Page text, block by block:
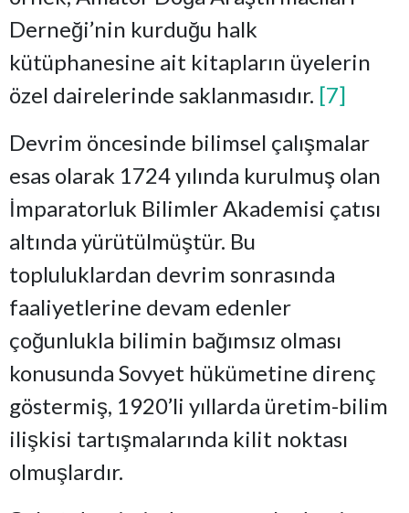
Derneği’nin kurduğu halk
kütüphanesine ait kitapların üyelerin
özel dairelerinde saklanmasıdır. [7]
Devrim öncesinde bilimsel çalışmalar
esas olarak 1724 yılında kurulmuş olan
İmparatorluk Bilimler Akademisi çatısı
altında yürütülmüştür. Bu
topluluklardan devrim sonrasında
faaliyetlerine devam edenler
çoğunlukla bilimin bağımsız olması
konusunda Sovyet hükümetine direnç
göstermiş, 1920’li yıllarda üretim-bilim
ilişkisi tartışmalarında kilit noktası
olmuşlardır.